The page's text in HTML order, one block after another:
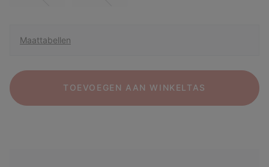
Maattabellen
TOEVOEGEN AAN WINKELTAS